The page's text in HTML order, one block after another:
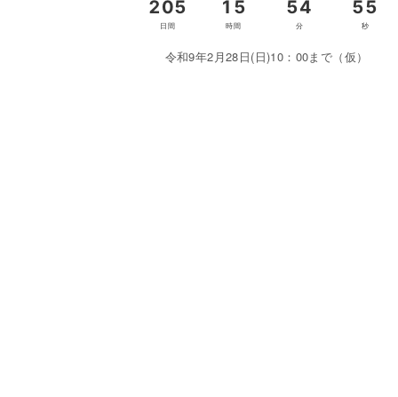
令和9年2月28日(日)10：00まで（仮）